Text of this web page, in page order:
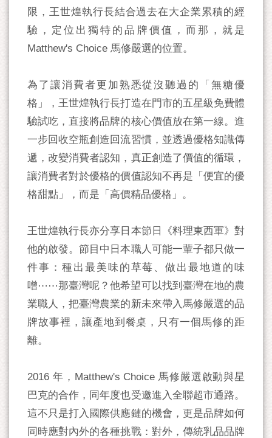
限，王世煌執行長結合過去在大企業累積的經
驗，定位出獨特的品牌價值，而那，就是
Matthew's Choice 馬修嚴選的位置。
為了讓消費者更加熟悉從沒聽過的「無糖優
格」，王世煌執行長打造在門市的五星級免費體
驗試吃，直接將品牌的核心價值放在第一線。進
一步回收空瓶創造回流習慣，並透過優格知識傳
遞，改變消費者認知，真正創造了價值的循環，
讓消費者對於優格的價值認知不再是「便宜的優
格甜點」，而是「高價精品優格」。
王世煌執行長亦分享日本節日《料理東西軍》對
他的啟發。節目中日本職人可能一輩子都只做一
件事：種出最美味的草莓、做出最地道的味
噌⋯⋯那臺灣呢？他希望可以找到臺灣在地的農
業職人，把臺灣農業的新未來帶入馬修嚴選的品
牌故事裡，讓產地到餐桌，只有一個馬修的距
離。
2016 年，Matthew's Choice 馬修嚴選啟動與星
巴克的合作，同年度也受邀進入全聯超市通路。
這不只是打入國際供應鏈的機會，更是品牌如何
同時應對內外的各種挑戰：對外，傳統乳品品牌